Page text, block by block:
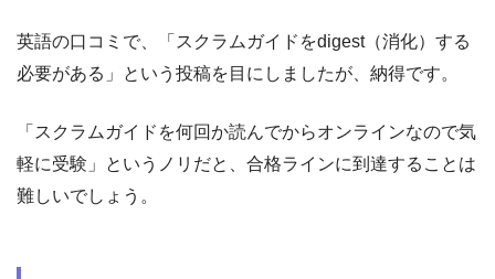
英語の口コミで、「スクラムガイドをdigest（消化）する
必要がある」という投稿を目にしましたが、納得です。
「スクラムガイドを何回か読んでからオンラインなので気
軽に受験」というノリだと、合格ラインに到達することは
難しいでしょう。